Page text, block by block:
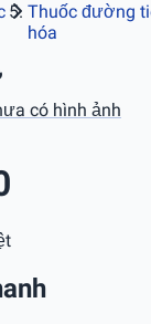
Thuốc đường
hóa
có hình ảnh